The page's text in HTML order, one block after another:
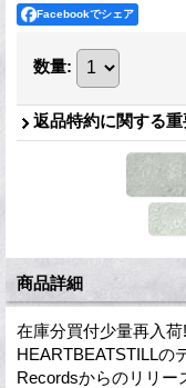
Facebookでシェア
数量:
返品特約に関する
商品詳細
在庫分買付少量再入
HEARTBEATSTILLの
Recordsからのリリー